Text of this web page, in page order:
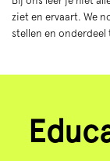
ziet en ervaart. We
stellen en onderdeel